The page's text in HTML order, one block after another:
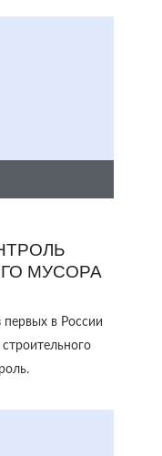
МУСОРА
первых в России